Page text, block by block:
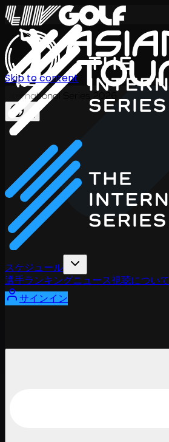
International Series 2026
スケジュール
選手ランキングニュース視聴について
サインイン
Skip to content